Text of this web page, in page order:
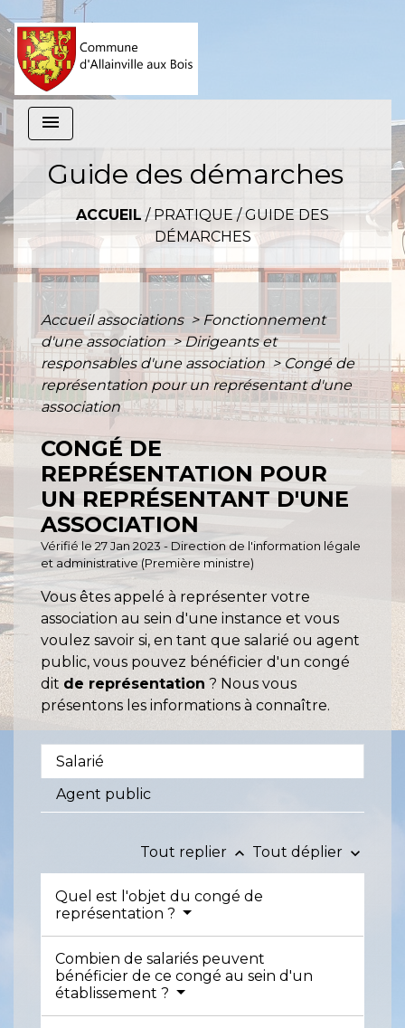
menu
Guide des démarches
ACCUEIL /PRATIQUE /GUIDE DES
DÉMARCHES
Accueil associations > Fonctionnement
d'une association> Dirigeants et
responsables d'une association > Congé de
représentation pour un représentant d'une
association
CONGÉ DE
REPRÉSENTATION POUR
UN REPRÉSENTANT D'UNE
ASSOCIATION
Vérifié le 27 Jan 2023 - Direction de l'information légale
et administrative (Première ministre)
Vous êtes appelé à représenter votre
association au sein d'une instance et vous
voulez savoir si, en tant que salarié ou agent
public, vous pouvez bénéficier d'un congé
dit de représentation ? Nous vous
présentons les informations à connaître.
Salarié
Agent public
Tout replier keyboard_arrow_up Tout déplier keyboard_arrow_down
Quel est l'objet du congé de
représentation ?
Combien de salariés peuvent
bénéficier de ce congé au sein d'un
établissement ?